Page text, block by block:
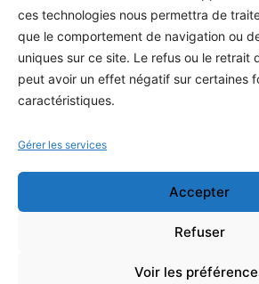
ces technologies nous permettra de
que le comportement de navigation ou
uniques sur ce site. Le refus ou le retrait
peut avoir un effet négatif sur certaines
caractéristiques.
Gérer les services
Accepter
Refuser
Voir les
Contact / Support
Mes publications
INFORMATIONS LÉGALES
Conditions générales de vente